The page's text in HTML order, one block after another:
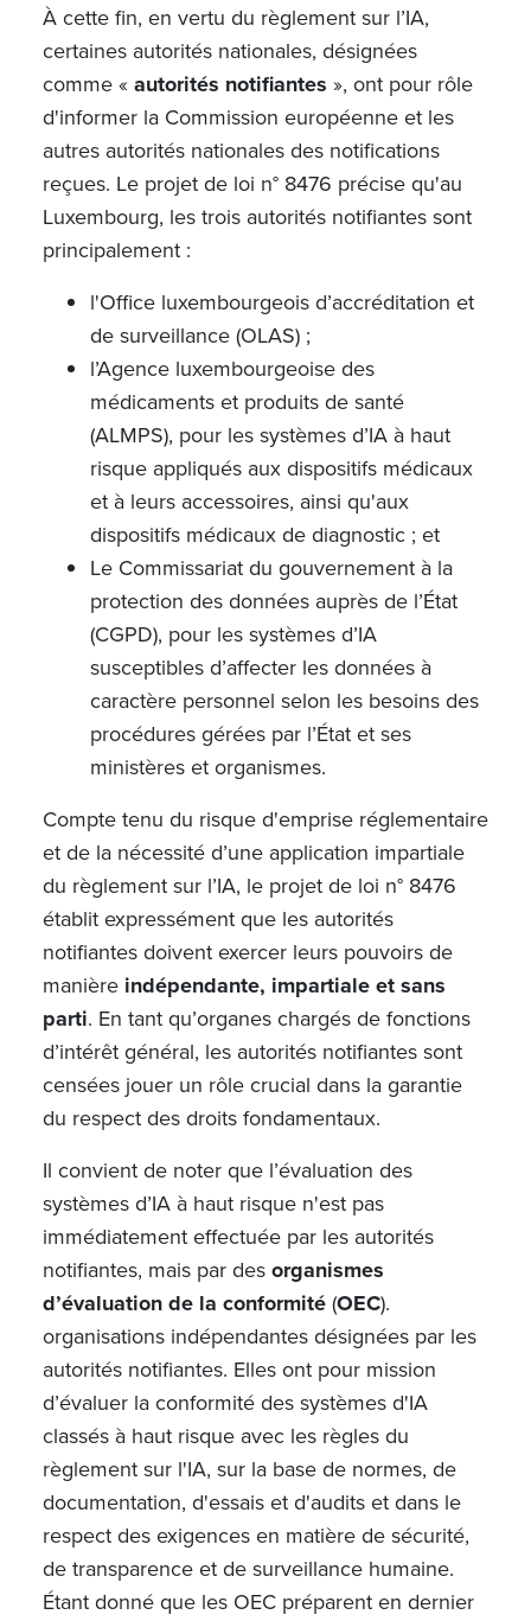
À cette fin, en vertu du règlement sur l’IA,
certaines autorités nationales, désignées
comme « autorités notifiantes », ont pour rôle
d'informer la Commission européenne et les
autres autorités nationales des notifications
reçues. Le projet de loi n° 8476 précise qu'au
Luxembourg, les trois autorités notifiantes sont
principalement :
l'Office luxembourgeois d’accréditation et
de surveillance (OLAS) ;
l’Agence luxembourgeoise des
médicaments et produits de santé
(ALMPS), pour les systèmes d’IA à haut
risque appliqués aux dispositifs médicaux
et à leurs accessoires, ainsi qu'aux
dispositifs médicaux de diagnostic ; et
Le Commissariat du gouvernement à la
protection des données auprès de l’État
(CGPD), pour les systèmes d’IA
susceptibles d’affecter les données à
caractère personnel selon les besoins des
procédures gérées par l’État et ses
ministères et organismes.
Compte tenu du risque d'emprise réglementaire
et de la nécessité d’une application impartiale
du règlement sur l’IA, le projet de loi n° 8476
établit expressément que les autorités
notifiantes doivent exercer leurs pouvoirs de
manière indépendante, impartiale et sans
parti. En tant qu’organes chargés de fonctions
d’intérêt général, les autorités notifiantes sont
censées jouer un rôle crucial dans la garantie
du respect des droits fondamentaux.
Il convient de noter que l’évaluation des
systèmes d’IA à haut risque n'est pas
immédiatement effectuée par les autorités
notifiantes, mais par desorganismes
d’évaluation de la conformité(OEC).
organisations indépendantes désignées par les
autorités notifiantes. Elles ont pour mission
d’évaluer la conformité des systèmes d'IA
classés à haut risque avec les règles du
règlement sur l'IA, sur la base de normes, de
documentation, d'essais et d'audits et dans le
respect des exigences en matière de sécurité,
de transparence et de surveillance humaine.
Étant donné que les OEC préparent en dernier